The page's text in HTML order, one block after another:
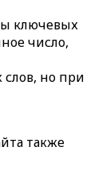
ключевых
число,
но при
также